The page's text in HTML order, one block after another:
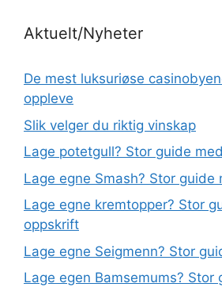
Aktuelt/Nyheter
De mest luksuriøse
oppleve
Slik velger du riktig vinskap
Lage potetgull? Stor guide
Lage egne Smash? Stor guide
Lage egne kremtopper? Stor
oppskrift
Lage egne Seigmenn? Stor
Lage egen Bamsemums? Stor